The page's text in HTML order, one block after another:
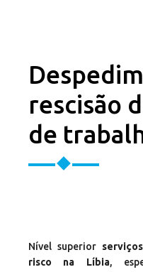
rescisão
de
Nível superior
risco na Líbia,